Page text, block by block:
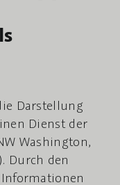
Darstellung
Dienst der
Washington,
Durch den